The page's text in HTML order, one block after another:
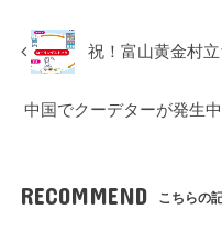
祝！富山黄金村
中国でクーデターが発
RECOMMEND こちらの